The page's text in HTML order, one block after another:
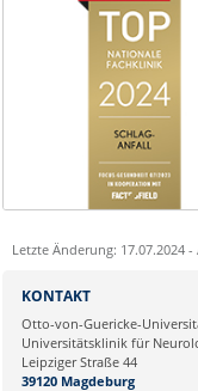
Letzte Änderung: 17.07.2024
Ihre E-Mailadresse:
Ihr Anliegen:
KONTAKT
Otto-von-Guericke-
Universitätsklinik für
Leipziger Straße 44
39120 Magdeburg